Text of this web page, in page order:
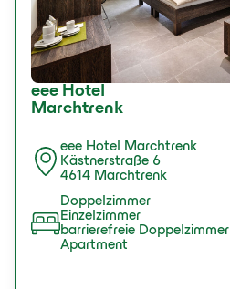
eee Hotel
Marchtrenk
eee Hotel Marchtrenk
Kästnerstraße 6
4614 Marchtrenk
Doppelzimmer
Einzelzimmer
barrierefreie Doppelzimmer
Apartment